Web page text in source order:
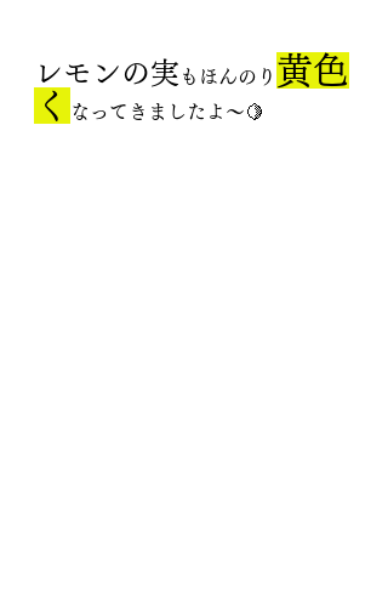
レモンの実 もほんのり 黄色
く
なってきましたよ～🍋